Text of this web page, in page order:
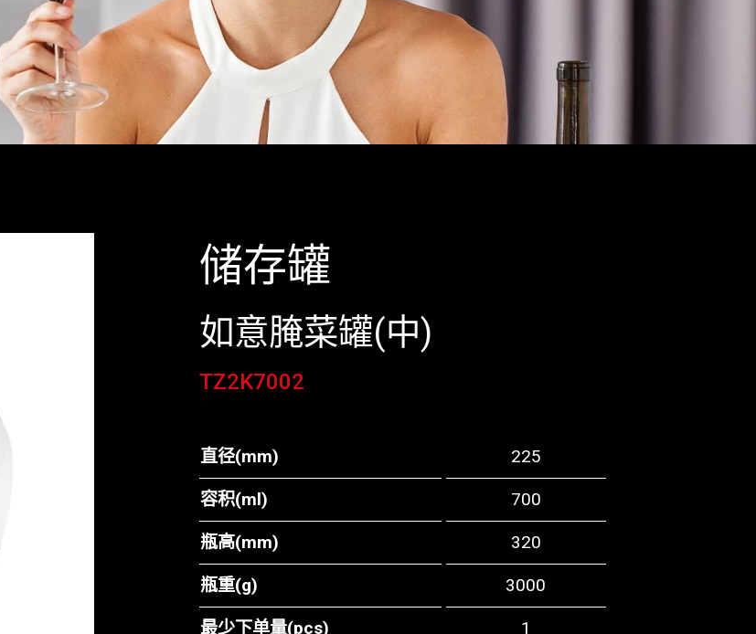
储存罐
如意腌菜罐(中)
TZ2K7002
直径(mm) 225
容积(ml) 700
瓶高(mm) 320
瓶重(g) 3000
最少下单量(pcs) 1